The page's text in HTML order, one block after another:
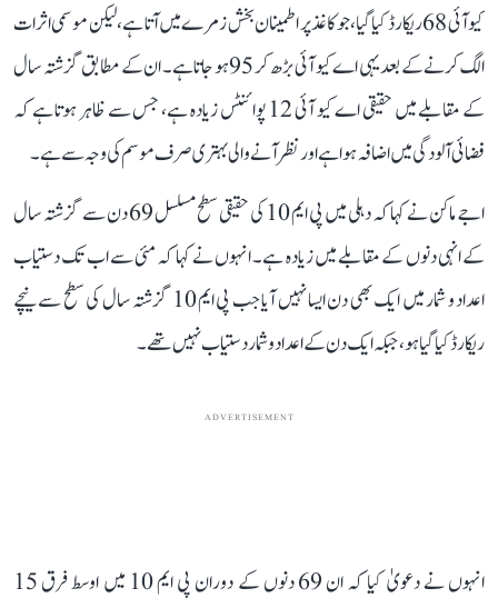
کیو آئی 68 ریکارڈ کیا گیا، جو کاغذ پر اطمینان بخش زمرے میں آتا ہے، لیکن موسمی اثرات
الگ کرنے کے بعد یہی اے کیو آئی بڑھ کر 95 ہو جاتا ہے۔ ان کے مطابق گزشتہ سال
کے مقابلے میں حقیقی اے کیو آئی 12 پوائنٹس زیادہ ہے، جس سے ظاہر ہوتا ہے کہ
فضائی آلودگی میں اضافہ ہوا ہے اور نظر آنے والی بہتری صرف موسم کی وجہ سے ہے۔
اجے ماکن نے کہا کہ دہلی میں پی ایم 10 کی حقیقی سطح مسلسل 69 دن سے گزشتہ سال
کے انہی دنوں کے مقابلے میں زیادہ ہے۔ انہوں نے کہا کہ مئی سے اب تک دستیاب
اعداد و شمار میں ایک بھی دن ایسا نہیں آیا جب پی ایم 10 گزشتہ سال کی سطح سے نیچے
ریکارڈ کیا گیا ہو، جبکہ ایک دن کے اعداد و شمار دستیاب نہیں تھے۔
ADVERTISEMENT
انہوں نے دعویٰ کیا کہ ان 69 دنوں کے دوران پی ایم 10 میں اوسط فرق 15